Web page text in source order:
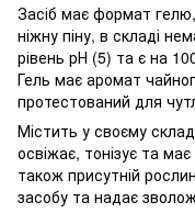
Засіб має формат
ніжну піну, в складі
рівень рН (5) та є на
Гель має аромат
протестований для
Містить у своєму
освіжає, тонізує та
також присутній
засобу та надає